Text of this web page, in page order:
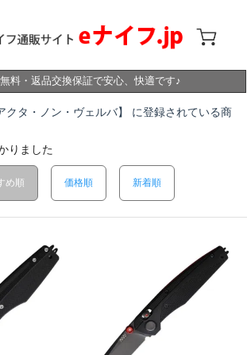
料・返品交換保証で安心、快適です♪
クタ・ノン・ヴェルバ】 に登録されている商
りました
め順 価格順 新着順